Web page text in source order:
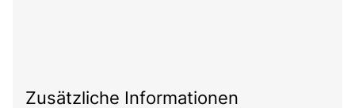
Zusätzliche Informationen